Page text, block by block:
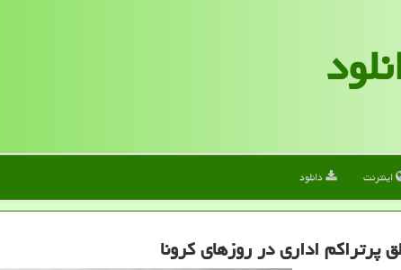
اینترنت دانلود
پرتراكم اداری در روزهای كرونا